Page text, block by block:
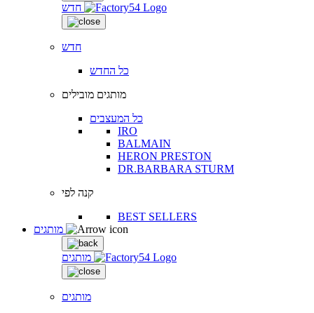
חדש
חדש
כל החדש
מותגים מובילים
כל המעצבים
IRO
BALMAIN
HERON PRESTON
DR.BARBARA STURM
קנה לפי
BEST SELLERS
מותגים
מותגים